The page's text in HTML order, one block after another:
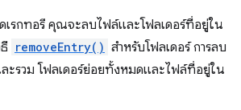
เรกทอรี คุณจะลบไฟล์และโฟลเดอร์ที่อยู่ใน
removeEntry() สำหรับโฟลเดอร์ การลบ
ะรวม โฟลเดอร์ย่อยทั้งหมดและไฟล์ที่อยู่ใน